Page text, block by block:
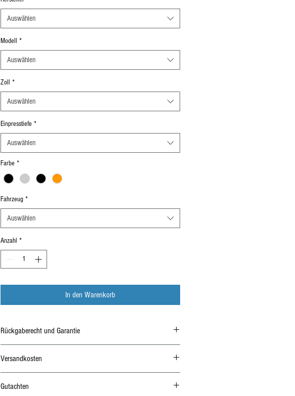
Auswählen
Modell *
Auswählen
Zoll *
Auswählen
Einpresstiefe *
Auswählen
Farbe *
Fahrzeug *
Auswählen
Anzahl *
In den Warenkorb
Rückgaberecht und Garantie
Versandkosten
Gutachten